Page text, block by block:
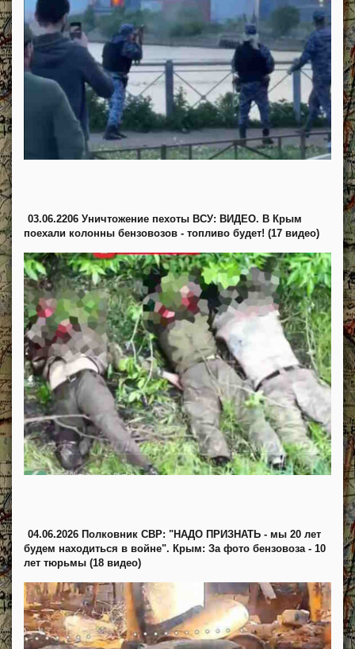
03.06.2206 Уничтожение пехоты ВСУ: ВИДЕО. В Крым
поехали колонны бензовозов - топливо будет! (17 видео)
04.06.2026 Полковник СВР: "НАДО ПРИЗНАТЬ - мы 20 лет
будем находиться в войне". Крым: За фото бензовоза - 10
лет тюрьмы (18 видео)